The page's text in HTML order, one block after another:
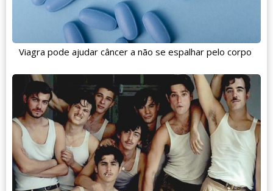
Viagra pode ajudar câncer a não se espalhar pelo corpo